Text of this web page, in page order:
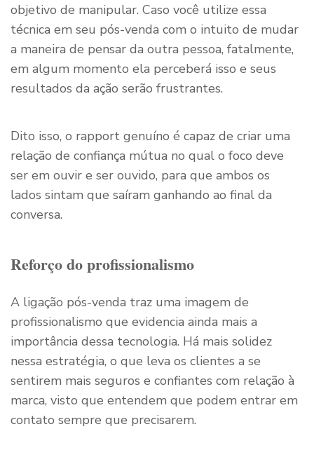
objetivo de manipular. Caso você utilize essa
técnica em seu pós-venda com o intuito de mudar
a maneira de pensar da outra pessoa, fatalmente,
em algum momento ela perceberá isso e seus
resultados da ação serão frustrantes.
Dito isso, o rapport genuíno é capaz de criar uma
relação de confiança mútua no qual o foco deve
ser em ouvir e ser ouvido, para que ambos os
lados sintam que saíram ganhando ao final da
conversa.
Reforço do profissionalismo
A ligação pós-venda traz uma imagem de
profissionalismo que evidencia ainda mais a
importância dessa tecnologia. Há mais solidez
nessa estratégia, o que leva os clientes a se
sentirem mais seguros e confiantes com relação à
marca, visto que entendem que podem entrar em
contato sempre que precisarem.